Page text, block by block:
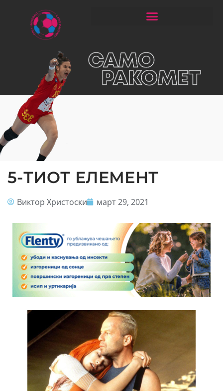
5-ТИОТ ЕЛЕМЕНТ
Виктор Христоски март 29, 2021